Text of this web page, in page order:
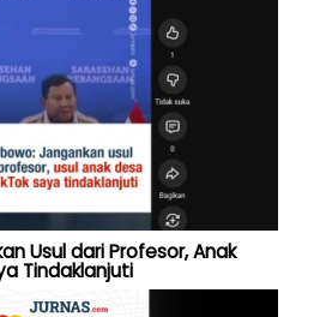
Usul dari Profesor, Anak
Tindaklanjuti